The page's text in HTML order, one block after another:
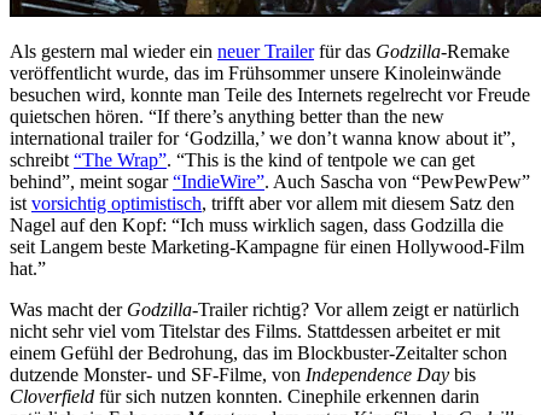
Als gestern mal wieder ein neuer Trailerfür das Godzilla-Remake
veröffentlicht wurde, das im Frühsommer unsere Kinoleinwände
besuchen wird, konnte man Teile des Internets regelrecht vor Freude
quietschen hören. “If there’s anything better than the new
international trailer for ‘Godzilla,’ we don’t wanna know about it”,
schreibt “The Wrap”. “This is the kind of tentpole we can get
behind”, meint sogar“IndieWire”. Auch Sascha von “PewPewPew”
ist vorsichtig optimistisch, trifft aber vor allem mit diesem Satz den
Nagel auf den Kopf: “Ich muss wirklich sagen, dass Godzilla die
seit Langem beste Marketing-Kampagne für einen Hollywood-Film
hat.”
Was macht der Godzilla-Trailer richtig? Vor allem zeigt er natürlich
nicht sehr viel vom Titelstar des Films. Stattdessen arbeitet er mit
einem Gefühl der Bedrohung, das im Blockbuster-Zeitalter schon
dutzende Monster- und SF-Filme, von Independence Day bis
Cloverfield für sich nutzen konnten. Cinephile erkennen darin